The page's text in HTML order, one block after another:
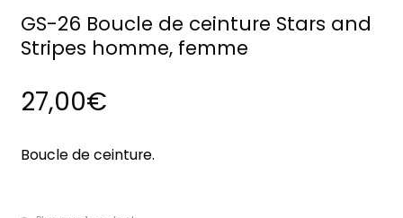
GS-26 Boucle de ceinture Stars and
Stripes homme, femme
27,00€
Boucle de ceinture.